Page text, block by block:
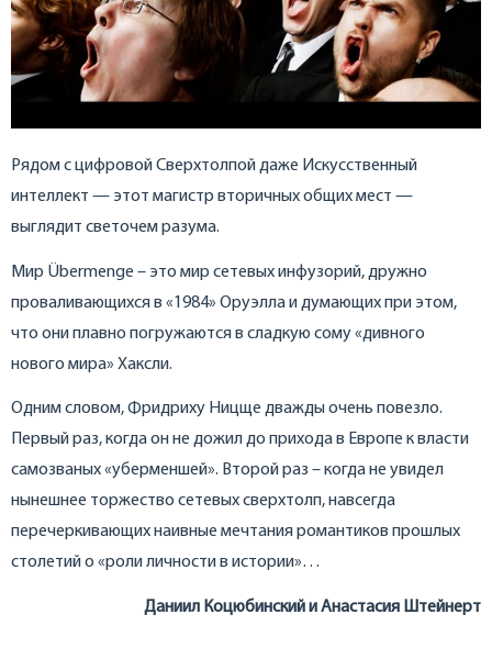
Рядом с цифровой Сверхтолпой даже Искусственный
интеллект — этот магистр вторичных общих мест —
выглядит светочем разума.
Мир Übermenge – это мир сетевых инфузорий, дружно
проваливающихся в «1984» Оруэлла и думающих при этом,
что они плавно погружаются в сладкую сому «дивного
нового мира» Хаксли.
Одним словом, Фридриху Ницще дважды очень повезло.
Первый раз, когда он не дожил до прихода в Европе к власти
самозваных «уберменшей». Второй раз – когда не увидел
нынешнее торжество сетевых сверхтолп, навсегда
перечеркивающих наивные мечтания романтиков прошлых
столетий о «роли личности в истории»…
Даниил Коцюбинский и Анастасия Штейнерт